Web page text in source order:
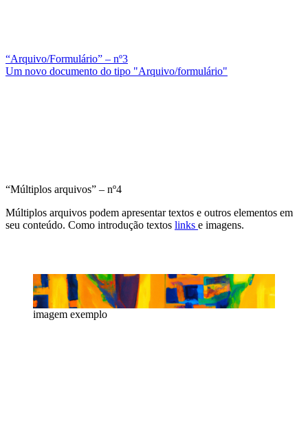
“Arquivo/Formulário” – nº3
Um novo documento do tipo "Arquivo/formulário"
“Múltiplos arquivos” – nº4
Múltiplos arquivos podem apresentar textos e outros elementos em
seu conteúdo. Como introdução textos links e imagens.
imagem exemplo